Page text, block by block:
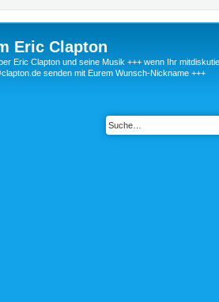
Eric Clapton
Eric Clapton und seine Musik +++ wenn Ihr
senden mit Eurem Wunsch-Nickname +++